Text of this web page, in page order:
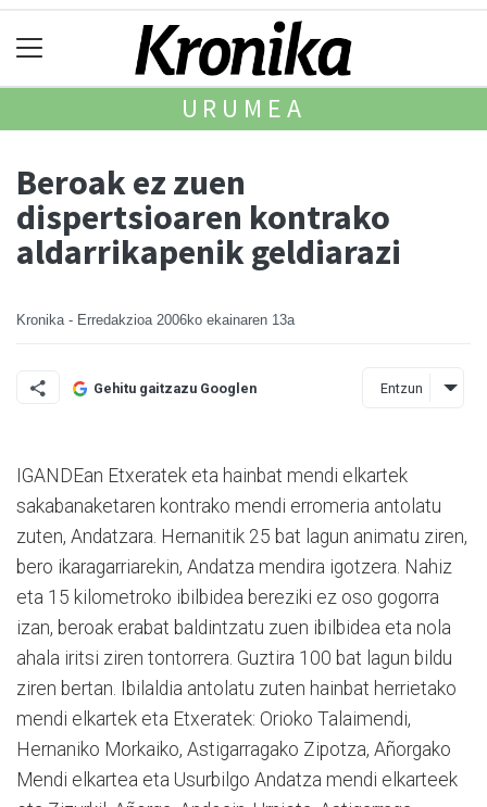
URUMEA
Beroak ez zuen
dispertsioaren kontrako
aldarrikapenik geldiarazi
Kronika - Erredakzioa 2006ko ekainaren 13a
Gehitu gaitzazu Googlen Entzun
IGANDEan Etxeratek eta hainbat mendi elkartek
sakabanaketaren kontrako mendi erromeria antolatu
zuten, Andatzara. Hernanitik 25 bat lagun animatu ziren,
bero ikaragarriarekin, Andatza mendira igotzera. Nahiz
eta 15 kilometroko ibilbidea bereziki ez oso gogorra
izan, beroak erabat baldintzatu zuen ibilbidea eta nola
ahala iritsi ziren tontorrera. Guztira 100 bat lagun bildu
ziren bertan. Ibilaldia antolatu zuten hainbat herrietako
mendi elkartek eta Etxeratek: Orioko Talaimendi,
Hernaniko Morkaiko, Astigarragako Zipotza, Añorgako
Mendi elkartea eta Usurbilgo Andatza mendi elkarteek